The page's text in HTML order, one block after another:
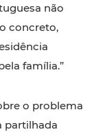
não
concreto,
família.”
o problema
partilhada